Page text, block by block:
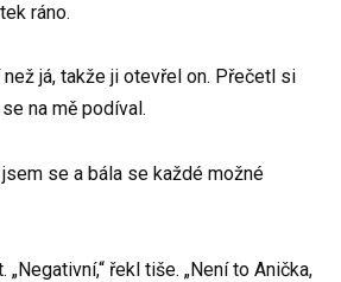
ráno.
já, takže ji otevřel on. Přečetl si
na mě podíval.
jsem se a bála se každé možné
řekl tiše. „Není to Anička,